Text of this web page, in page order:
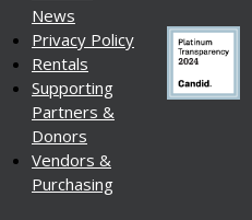
News
Privacy Policy
Rentals
Supporting
Partners &
Donors
Vendors &
Purchasing